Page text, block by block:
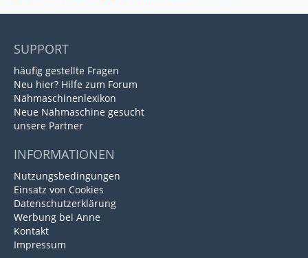
SUPPORT
häufig gestellte Fragen
Neu hier? Hilfe zum Forum
Nähmaschinenlexikon
Neue Nähmaschine gesucht
unsere Partner
INFORMATIONEN
Nutzungsbedingungen
Einsatz von Cookies
Datenschutzerklärung
Werbung bei Anne
Kontakt
Impressum